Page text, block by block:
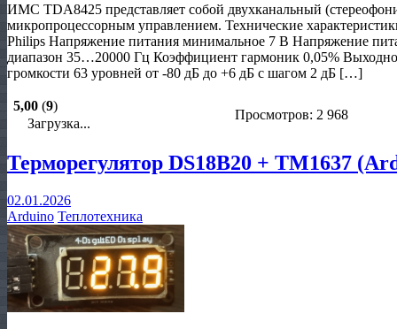
ИМС TDA8425 представляет собой двухканальный
микропроцессорным управлением. Технические
Philips Напряжение питания минимальное 7 В Напряжение
диапазон 35…20000 Гц Коэффициент гармоник 0,05%
громкости 63 уровней от -80 дБ до +6 дБ с шагом 2 дБ […]
5,00 (9)
Загрузка...
Просмотров: 2 968
Терморегулятор DS18B20 + TM1637
02.01.2026
Arduino Теплотехника